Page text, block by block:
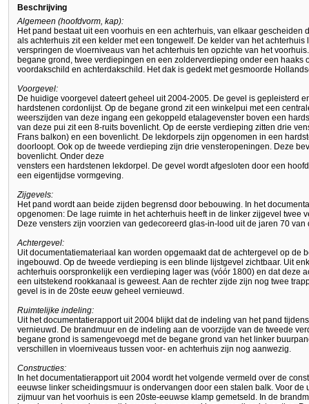
Beschrijving
Algemeen (hoofdvorm, kap):
Het pand bestaat uit een voorhuis en een achterhuis, van elkaar gescheiden
als achterhuis zit een kelder met een tongewelf. De kelder van het
verspringen de vloerniveaus van het achterhuis ten opzichte van het
begane grond, twee verdiepingen en een zolderverdieping onder een haaks
voordakschild en achterdakschild. Het dak is gedekt met gesmoorde
Voorgevel:
De huidige voorgevel dateert geheel uit 2004-2005. De gevel is gepleisterd
hardstenen cordonlijst. Op de begane grond zit een winkelpui met een
weerszijden van deze ingang een gekoppeld etalagevenster boven een
van deze pui zit een 8-ruits bovenlicht. Op de eerste verdieping zitten drie
Frans balkon) en een bovenlicht. De lekdorpels zijn opgenomen in een
doorloopt. Ook op de tweede verdieping zijn drie vensteropeningen. Deze
bovenlicht. Onder deze
vensters een hardstenen lekdorpel. De gevel wordt afgesloten door een
een eigentijdse vormgeving.
Zijgevels:
Het pand wordt aan beide zijden begrensd door bebouwing. In het
opgenomen: De lage ruimte in het achterhuis heeft in de linker zijgevel twee
Deze vensters zijn voorzien van gedecoreerd glas-in-lood uit de jaren 70 van
Achtergevel:
Uit documentatiemateriaal kan worden opgemaakt dat de achtergevel op de
ingebouwd. Op de tweede verdieping is een blinde lijstgevel zichtbaar. Uit
achterhuis oorspronkelijk een verdieping lager was (vóór 1800) en dat deze
een uitstekend rookkanaal is geweest. Aan de rechter zijde zijn nog twee
gevel is in de 20ste eeuw geheel vernieuwd.
Ruimtelijke indeling:
Uit het documentatierapport uit 2004 blijkt dat de indeling van het pand
vernieuwd. De brandmuur en de indeling aan de voorzijde van de tweede
begane grond is samengevoegd met de begane grond van het linker
verschillen in vloerniveaus tussen voor- en achterhuis zijn nog aanwezig.
Constructies:
In het documentatierapport uit 2004 wordt het volgende vermeld over de
eeuwse linker scheidingsmuur is ondervangen door een stalen balk. Voor
zijmuur van het voorhuis is een 20ste-eeuwse klamp gemetseld. In de